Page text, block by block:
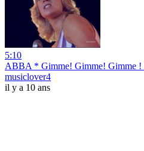
5:10
ABBA * Gimme! Gimme! Gimme !
musiclover4
il y a 10 ans